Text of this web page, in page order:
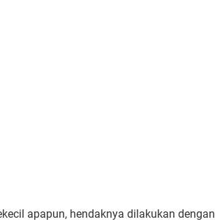
apapun, hendaknya dilakukan dengan